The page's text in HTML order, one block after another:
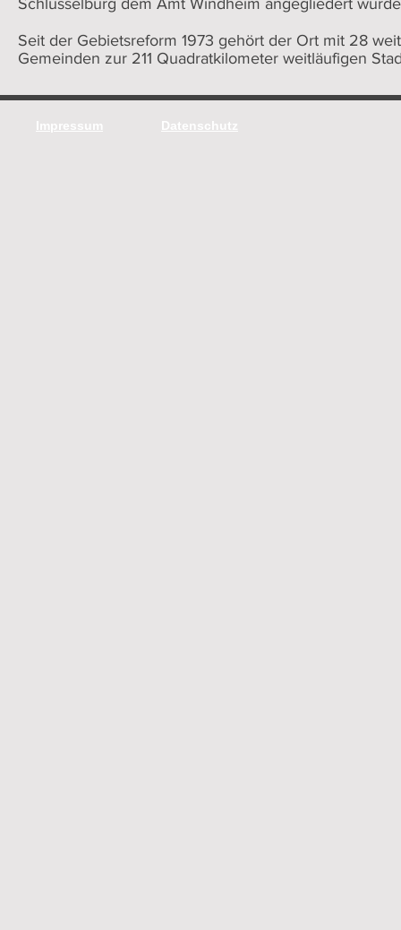
Schlüsselburg dem Amt Windheim angegliedert
Seit der Gebietsreform 1973 gehört der Ort mit 28
Gemeinden zur 211 Quadratkilometer weitläufigen
Impressum Datenschutz